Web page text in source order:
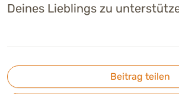
Deines Lieblings zu
Beitrag teilen